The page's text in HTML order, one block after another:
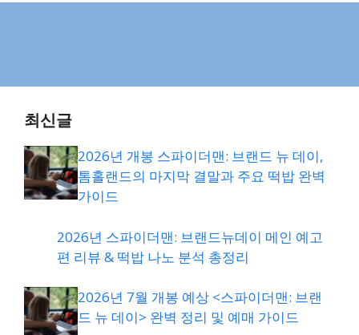
최신글
2026년 개봉 스파이더맨: 브랜드 뉴 데이,
톰홀랜드의 마지막 결말과 주요 떡밥 완벽
가이드
2026년 스파이더맨: 브랜드뉴데이 메인 예고
편 리뷰 & 떡밥 나노 분석 총정리
2026년 7월 개봉 예상 <스파이더맨: 브랜
드 뉴 데이> 완벽 정리 및 예매 가이드